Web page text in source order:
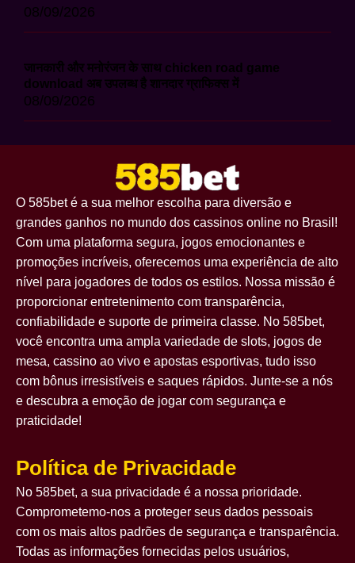
08/09/2026
जानकारी और मनोरंजन के साथ chicken road game
download अब उपलब्ध है शानदार ग्राफिक्स में
08/09/2026
O 585bet é a sua melhor escolha para diversão e
grandes ganhos no mundo dos cassinos online no Brasil!
Com uma plataforma segura, jogos emocionantes e
promoções incríveis, oferecemos uma experiência de alto
nível para jogadores de todos os estilos. Nossa missão é
proporcionar entretenimento com transparência,
confiabilidade e suporte de primeira classe. No 585bet,
você encontra uma ampla variedade de slots, jogos de
mesa, cassino ao vivo e apostas esportivas, tudo isso
com bônus irresistíveis e saques rápidos. Junte-se a nós
e descubra a emoção de jogar com segurança e
praticidade!
Política de Privacidade
No 585bet, a sua privacidade é a nossa prioridade.
Comprometemo-nos a proteger seus dados pessoais
com os mais altos padrões de segurança e transparência.
Todas as informações fornecidas pelos usuários,